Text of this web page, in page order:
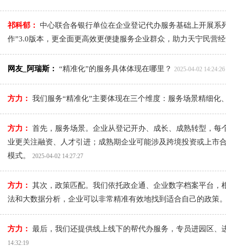
祁科郁：
中心联合各银行单位在企业登记代办服务基础上开展
作”3.0版本，更全面更高效更便捷服务企业群众，助力天宁民营
网友_阿瑞斯： “精准化”的服务具体体现在哪里？ 2025-04-02 14:24:26
方力： 我们服务“精准化”主要体现在三个维度：服务场景精细
方力：
首先，服务场景。企业从登记开办、成长、成熟转型，
业更关注融资、人才引进；成熟期企业可能涉及跨境投资或上市
模式。 2025-04-02 14:27:27
方力：
其次，政策匹配。我们依托政企通、企业数字档案平台
法和大数据分析，企业可以非常精准有效地找到适合自己的政策
方力： 最后，我们还提供线上线下的帮代办服务，专员进园区
14:32:19